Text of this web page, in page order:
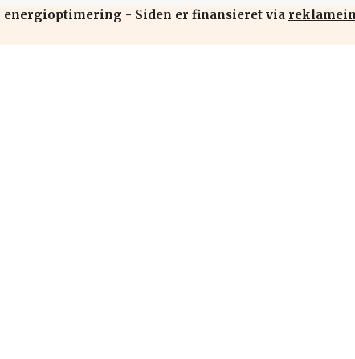
energioptimering - Siden er finansieret via